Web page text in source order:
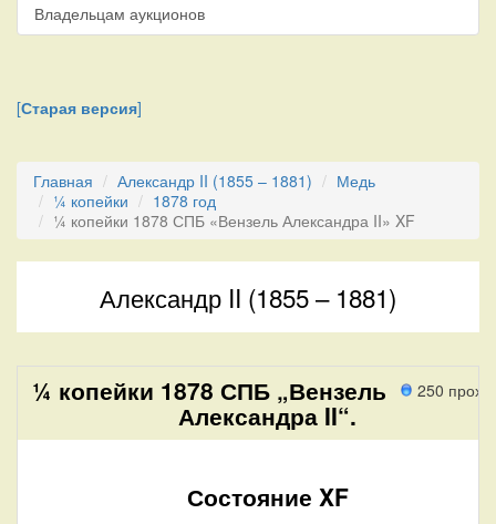
Владельцам аукционов
[Старая версия]
Главная Александр II (1855 – 1881)
Медь
¼ копейки
1878 год
¼ копейки 1878 СПБ «Вензель Александра II» XF
Александр II (1855 – 1881)
250
¼ копейки 1878 СПБ „Вензель
Александра II“.
Состояние XF